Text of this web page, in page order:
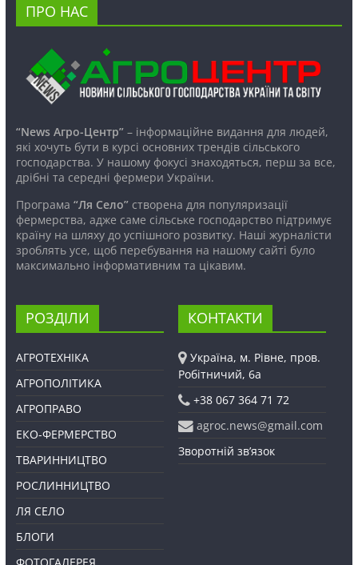
ПРО НАС
“News Агро-Центр”– інформаційне видання для людей,
які хочуть бути в курсі основних трендів сільського
господарства. У нашому фокусі знаходяться, перш за все,
дрібні та середні фермери України.
Програма “Ля Село”створена для популяризації
фермерства, адже саме сільське господарство підтримує
країну на шляху до успішного розвитку. Наші журналісти
зроблять усе, щоб перебування на нашому сайті було
максимально інформативним та цікавим.
РОЗДІЛИ
АГРОТЕХНІКА
АГРОПОЛІТИКА
АГРОПРАВО
ЕКО-ФЕРМЕРСТВО
ТВАРИННИЦТВО
РОСЛИННИЦТВО
ЛЯ СЕЛО
БЛОГИ
КОНТАКТИ
Україна, м. Рівне, пров.
Робітничий, 6а
+38 067 364 71 72
agroc.news@gmail.com
Зворотній зв’язок